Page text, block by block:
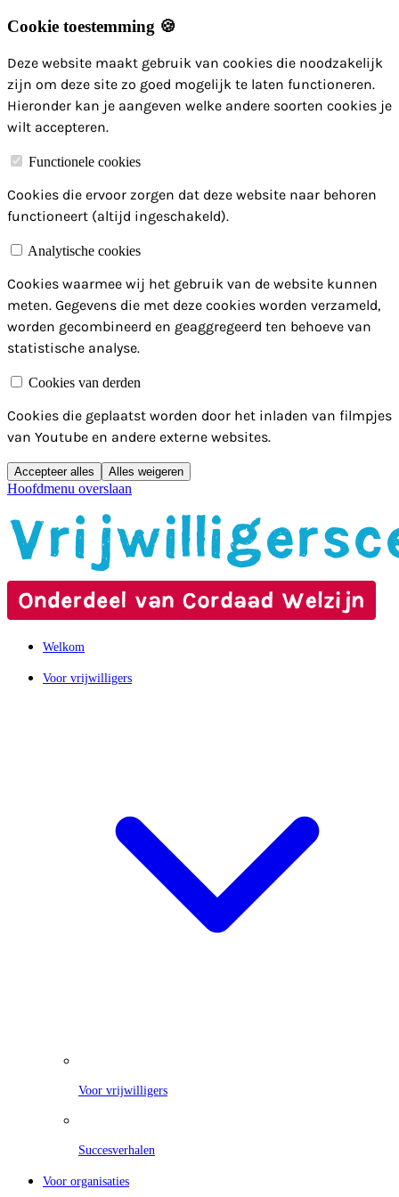
Cookie toestemming 🍪
Deze website maakt gebruik van cookies die noodzakelijk
zijn om deze site zo goed mogelijk te laten functioneren.
Hieronder kan je aangeven welke andere soorten cookies je
wilt accepteren.
Functionele cookies
Cookies die ervoor zorgen dat deze website naar behoren
functioneert (altijd ingeschakeld).
Analytische cookies
Cookies waarmee wij het gebruik van de website kunnen
meten. Gegevens die met deze cookies worden verzameld,
worden gecombineerd en geaggregeerd ten behoeve van
statistische analyse.
Cookies van derden
Cookies die geplaatst worden door het inladen van filmpjes
van Youtube en andere externe websites.
Accepteer alles Alles weigeren
Hoofdmenu overslaan
Welkom
Voor vrijwilligers
Voor vrijwilligers
Succesverhalen
Voor organisaties